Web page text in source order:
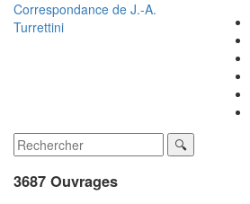
Correspondance de J.-A.
Turrettini
3687 Ouvrages